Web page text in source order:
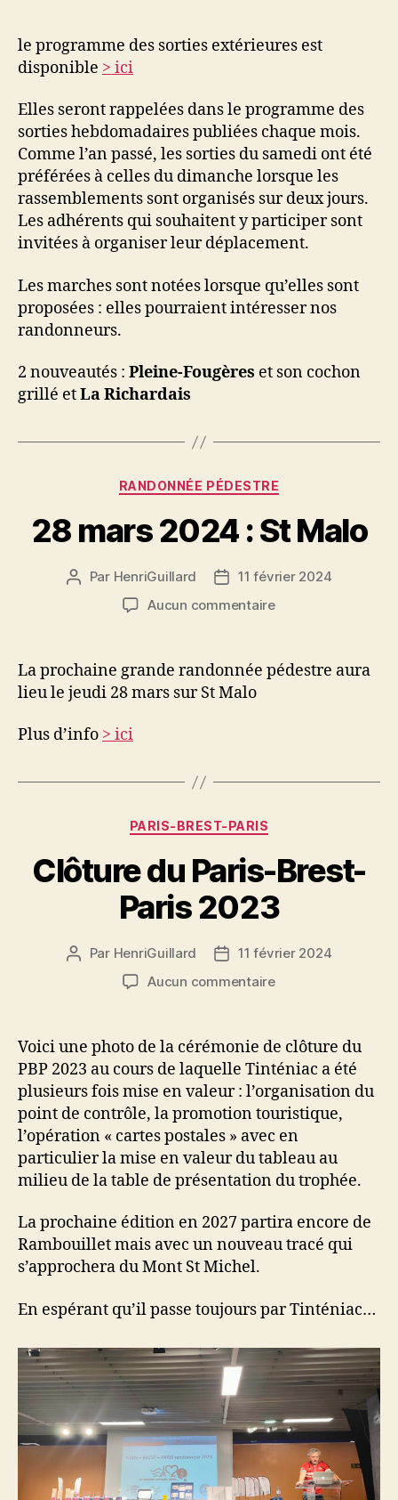
le programme des sorties extérieures est
disponible > ici
Elles seront rappelées dans le programme des
sorties hebdomadaires publiées chaque mois.
Comme l’an passé, les sorties du samedi ont été
préférées à celles du dimanche lorsque les
rassemblements sont organisés sur deux jours.
Les adhérents qui souhaitent y participer sont
invitées à organiser leur déplacement.
Les marches sont notées lorsque qu’elles sont
proposées : elles pourraient intéresser nos
randonneurs.
2 nouveautés : Pleine-Fougères et son cochon
grillé etLa Richardais
Catégories
RANDONNÉE PÉDESTRE
28 mars 2024 : St Malo
Auteur
Par HenriGuillard
Date11 février 2024
Aucun commentairesur
2024
La prochaine grande randonnée pédestre aura
lieu le jeudi 28 mars sur St Malo
Plus d’info > ici
Catégories
PARIS-BREST-PARIS
Clôture du Paris-Brest-
Paris 2023
Auteur
Par HenriGuillard
Date11 février 2024
Aucun commentairesur
Paris-
Brest-
Paris
2023
Voici une photo de la cérémonie de clôture du
PBP 2023 au cours de laquelle Tinténiac a été
plusieurs fois mise en valeur : l’organisation du
point de contrôle, la promotion touristique,
l’opération « cartes postales » avec en
particulier la mise en valeur du tableau au
milieu de la table de présentation du trophée.
La prochaine édition en 2027 partira encore de
Rambouillet mais avec un nouveau tracé qui
s’approchera du Mont St Michel.
En espérant qu’il passe toujours par Tinténiac…